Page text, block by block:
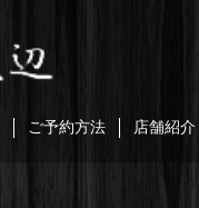
ご予約方法 店舗紹介